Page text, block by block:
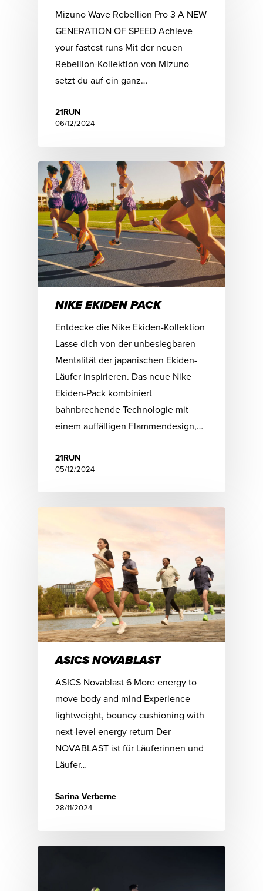
Mizuno Wave Rebellion Pro 3 A NEW
GENERATION OF SPEED Achieve
your fastest runs Mit der neuen
Rebellion-Kollektion von Mizuno
setzt du auf ein ganz…
21RUN
06/12/2024
NIKE EKIDEN PACK
Entdecke die Nike Ekiden-Kollektion
Lasse dich von der unbesiegbaren
Mentalität der japanischen Ekiden-
Läufer inspirieren. Das neue Nike
Ekiden-Pack kombiniert
bahnbrechende Technologie mit
einem auffälligen Flammendesign,…
21RUN
05/12/2024
ASICS NOVABLAST
ASICS Novablast 6 More energy to
move body and mind Experience
lightweight, bouncy cushioning with
next-level energy return Der
NOVABLAST ist für Läuferinnen und
Läufer…
Sarina Verberne
28/11/2024